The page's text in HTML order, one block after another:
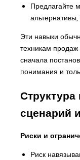
Предлагайте
Эти навыки
техникам
сначала
понимания и
Структура
сценарий
Риски и
Риск